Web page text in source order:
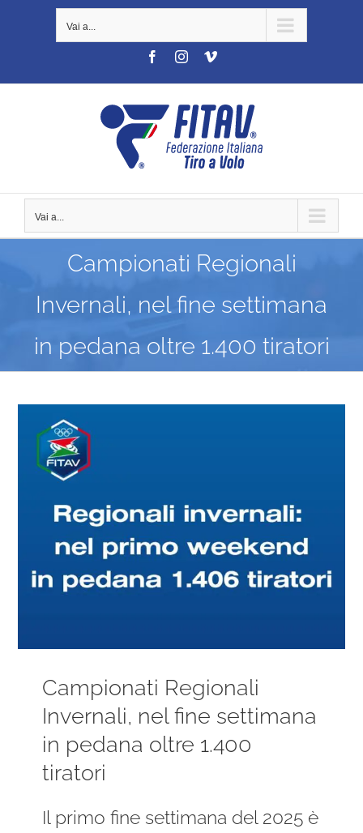
Vai a...
FacebookInstagramVimeo
Vai a...
Campionati Regionali
Invernali, nel fine settimana
in pedana oltre 1.400 tiratori
immagine
Campionati Regionali
Invernali, nel fine settimana
in pedana oltre 1.400
tiratori
Il primo fine settimana del 2025 è